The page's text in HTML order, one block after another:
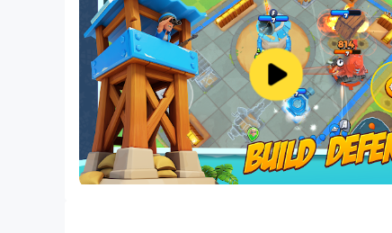
來自 Space Ape Games 和 Supercell 的全新
車輛，在快節奏的戰略、團隊合作和戰術戰鬥中